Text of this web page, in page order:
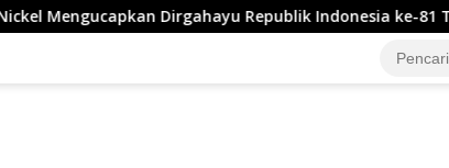
Dirgahayu Republik Indonesia ke-81 Tahun 2026